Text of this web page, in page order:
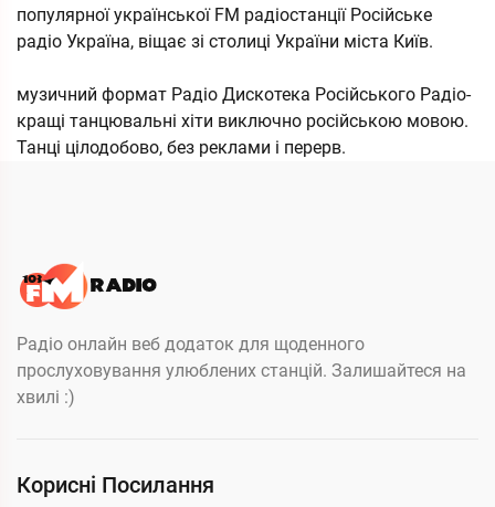
популярної української FM радіостанції Російське
радіо Україна, віщає зі столиці України міста Київ.
музичний формат Радіо Дискотека Російського Радіо-
кращі танцювальні хіти виключно російською мовою.
Танці цілодобово, без реклами і перерв.
Радіо онлайн веб додаток для щоденного
прослуховування улюблених станцій. Залишайтеся на
хвилі :)
Корисні Посилання